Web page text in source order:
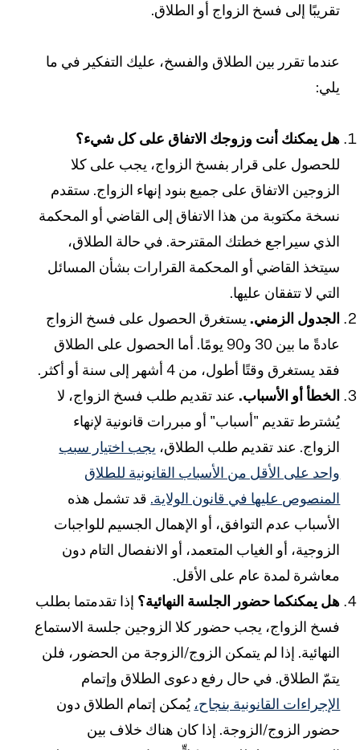
تقريبًا إلى فسخ الزواج أو الطلاق.
عندما تقرر بين الطلاق والفسخ، عليك التفكير في ما
يلي:
هل يمكنك أنت وزوجك الاتفاق على كل شيء؟
للحصول على قرار بفسخ الزواج، يجب على كلا
الزوجين الاتفاق على جميع بنود إنهاء الزواج. ستقدم
نسخة مكتوبة من هذا الاتفاق إلى القاضي أو المحكمة
الذي سيراجع خطتك المقترحة. في حالة الطلاق،
سيتخذ القاضي أو المحكمة القرارات بشأن المسائل
التي لا تتفقان عليها.
الجدول الزمني.يستغرق الحصول على فسخ الزواج
عادةً ما بين 30 و90 يومًا. أما الحصول على الطلاق
فقد يستغرق وقتًا أطول، من 4 أشهر إلى سنة أو أكثر.
الخطأ أو الأسباب.عند تقديم طلب فسخ الزواج، لا
يُشترط تقديم "أسباب" أو مبررات قانونية لإنهاء
الزواج. عند تقديم طلب الطلاق،يجب اختيار سبب
واحد على الأقل من الأسباب القانونية للطلاق
المنصوص عليها في قانون الولاية.قد تشمل هذه
الأسباب عدم التوافق، أو الإهمال الجسيم للواجبات
الزوجية، أو الغياب المتعمد، أو الانفصال التام دون
معاشرة لمدة عام على الأقل.
هل يمكنكما حضور الجلسة النهائية؟إذا تقدمتما بطلب
فسخ الزواج،يجب حضور كلا الزوجين جلسة الاستماع
النهائية. إذا لم يتمكن الزوج/الزوجة من الحضور، فلن
يتمّ الطلاق. في حال رفع دعوى الطلاق وإتمام
الإجراءات القانونية بنجاح،يُمكن إتمام الطلاق دون
حضور الزوج/الزوجة. إذا كان هناك خلاف بين